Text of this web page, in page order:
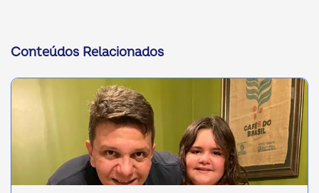
Conteúdos Relacionados